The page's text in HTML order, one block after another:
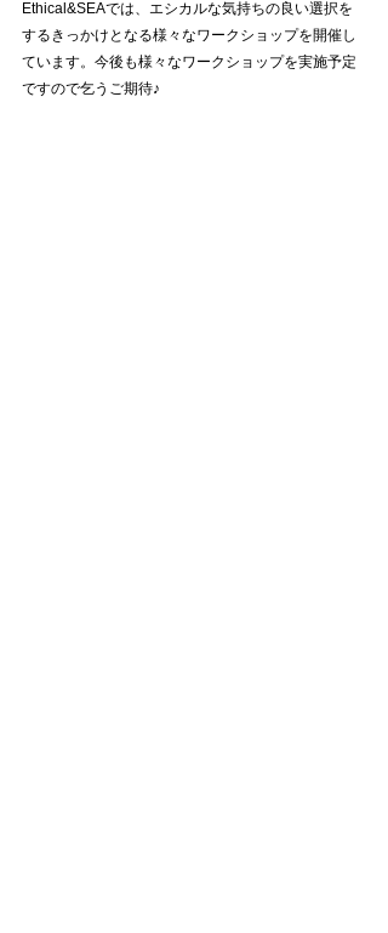
Ethical&SEAでは、エシカルな気持ちの良い選択を
するきっかけとなる様々なワークショップを開催し
ています。今後も様々なワークショップを実施予定
ですので乞うご期待♪